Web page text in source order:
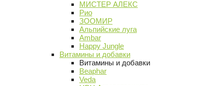
МИСТЕР АЛЕКС
Рио
ЗООМИР
Альпийские луга
Ambar
Happy Jungle
Витамины и добавки
Витамины и добавки
Beaphar
Veda